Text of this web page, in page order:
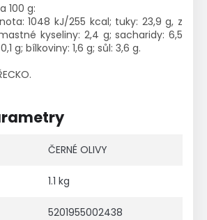
100 g:
1048 kJ/255 kcal; tuky: 23,9 g, z
kyseliny: 2,4 g; sacharidy: 6,5
g; bílkoviny: 1,6 g; sůl: 3,6 g.
ČERNÉ OLIVY
1.1 kg
5201955002438